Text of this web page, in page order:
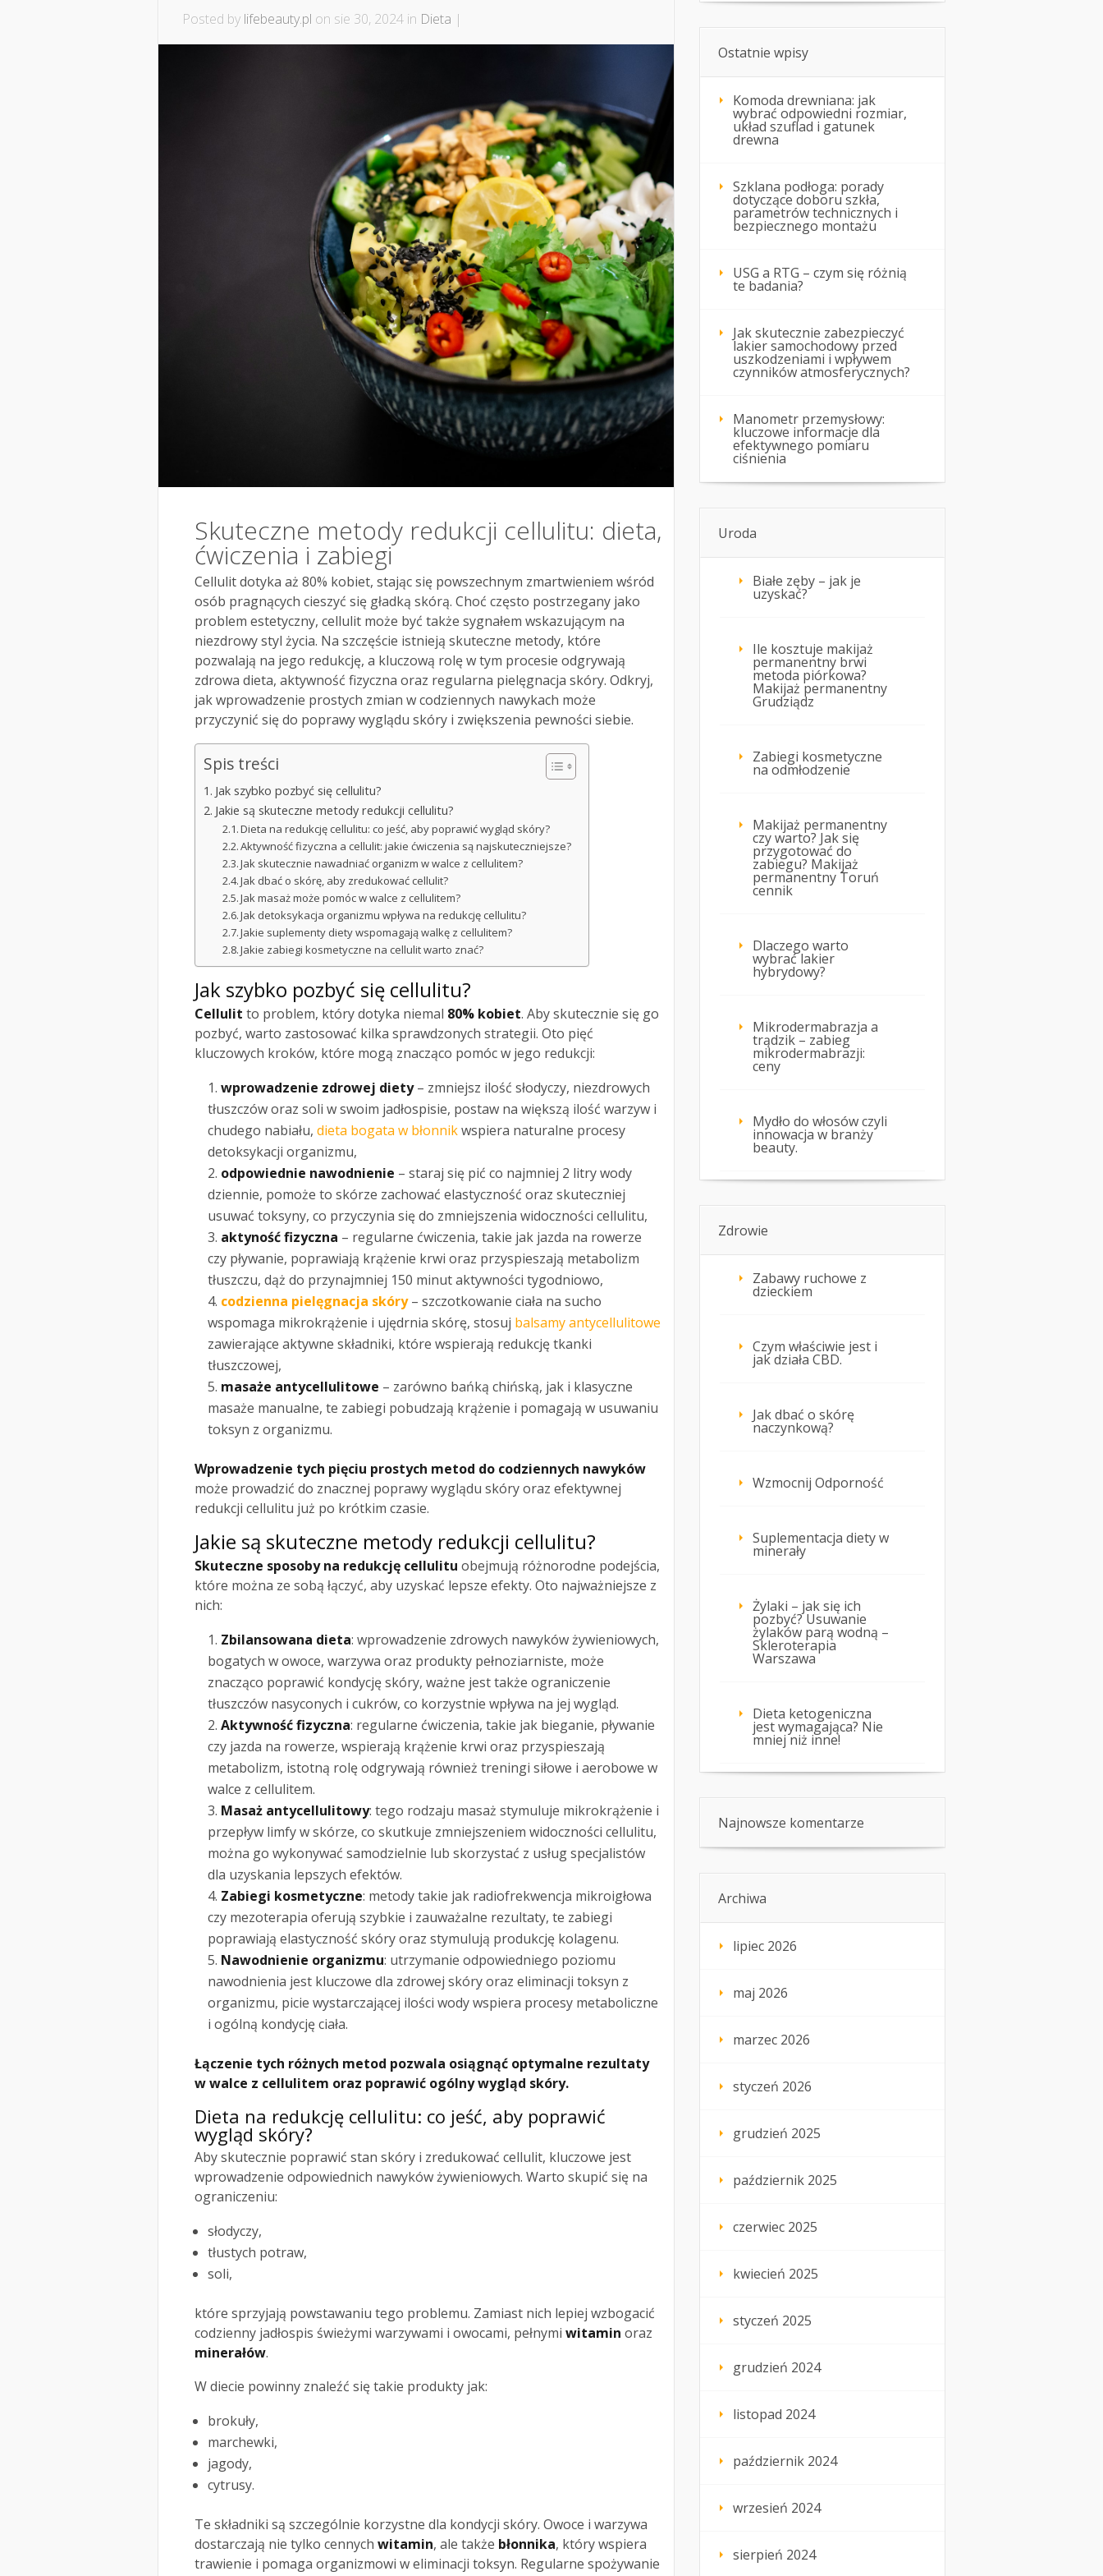
Posted by lifebeauty.pl on sie 30, 2024 in Dieta |
Skuteczne metody redukcji cellulitu: dieta,
ćwiczenia i zabiegi
Cellulit dotyka aż 80% kobiet, stając się powszechnym zmartwieniem wśród
osób pragnących cieszyć się gładką skórą. Choć często postrzegany jako
problem estetyczny, cellulit może być także sygnałem wskazującym na
niezdrowy styl życia. Na szczęście istnieją skuteczne metody, które
pozwalają na jego redukcję, a kluczową rolę w tym procesie odgrywają
zdrowa dieta, aktywność fizyczna oraz regularna pielęgnacja skóry. Odkryj,
jak wprowadzenie prostych zmian w codziennych nawykach może
przyczynić się do poprawy wyglądu skóry i zwiększenia pewności siebie.
Spis treści
Jak szybko pozbyć się cellulitu?
Jakie są skuteczne metody redukcji cellulitu?
Dieta na redukcję cellulitu: co jeść, aby poprawić wygląd skóry?
Aktywność fizyczna a cellulit: jakie ćwiczenia są najskuteczniejsze?
Jak skutecznie nawadniać organizm w walce z cellulitem?
Jak dbać o skórę, aby zredukować cellulit?
Jak masaż może pomóc w walce z cellulitem?
Jak detoksykacja organizmu wpływa na redukcję cellulitu?
Jakie suplementy diety wspomagają walkę z cellulitem?
Jakie zabiegi kosmetyczne na cellulit warto znać?
Jak szybko pozbyć się cellulitu?
Cellulit to problem, który dotyka niemal 80% kobiet. Aby skutecznie się go
pozbyć, warto zastosować kilka sprawdzonych strategii. Oto pięć
kluczowych kroków, które mogą znacząco pomóc w jego redukcji:
wprowadzenie zdrowej diety– zmniejsz ilość słodyczy, niezdrowych
tłuszczów oraz soli w swoim jadłospisie, postaw na większą ilość warzyw i
chudego nabiału, dieta bogata w błonnikwspiera naturalne procesy
detoksykacji organizmu,
odpowiednie nawodnienie – staraj się pić co najmniej 2 litry wody
dziennie, pomoże to skórze zachować elastyczność oraz skuteczniej
usuwać toksyny, co przyczynia się do zmniejszenia widoczności cellulitu,
aktyność fizyczna – regularne ćwiczenia, takie jak jazda na rowerze
czy pływanie, poprawiają krążenie krwi oraz przyspieszają metabolizm
tłuszczu, dąż do przynajmniej 150 minut aktywności tygodniowo,
codzienna pielęgnacja skóry– szczotkowanie ciała na sucho
wspomaga mikrokrążenie i ujędrnia skórę, stosuj balsamy antycellulitowe
zawierające aktywne składniki, które wspierają redukcję tkanki
tłuszczowej,
masaże antycellulitowe – zarówno bańką chińską, jak i klasyczne
masaże manualne, te zabiegi pobudzają krążenie i pomagają w usuwaniu
toksyn z organizmu.
Wprowadzenie tych pięciu prostych metod do codziennych nawyków
może prowadzić do znacznej poprawy wyglądu skóry oraz efektywnej
redukcji cellulitu już po krótkim czasie.
Jakie są skuteczne metody redukcji cellulitu?
Skuteczne sposoby na redukcję cellulitu obejmują różnorodne podejścia,
które można ze sobą łączyć, aby uzyskać lepsze efekty. Oto najważniejsze z
nich:
Zbilansowana dieta: wprowadzenie zdrowych nawyków żywieniowych,
bogatych w owoce, warzywa oraz produkty pełnoziarniste, może
znacząco poprawić kondycję skóry, ważne jest także ograniczenie
tłuszczów nasyconych i cukrów, co korzystnie wpływa na jej wygląd.
Aktywność fizyczna: regularne ćwiczenia, takie jak bieganie, pływanie
czy jazda na rowerze, wspierają krążenie krwi oraz przyspieszają
metabolizm, istotną rolę odgrywają również treningi siłowe i aerobowe w
walce z cellulitem.
Masaż antycellulitowy: tego rodzaju masaż stymuluje mikrokrążenie i
przepływ limfy w skórze, co skutkuje zmniejszeniem widoczności cellulitu,
można go wykonywać samodzielnie lub skorzystać z usług specjalistów
dla uzyskania lepszych efektów.
Zabiegi kosmetyczne: metody takie jak radiofrekwencja mikroigłowa
czy mezoterapia oferują szybkie i zauważalne rezultaty, te zabiegi
poprawiają elastyczność skóry oraz stymulują produkcję kolagenu.
Nawodnienie organizmu: utrzymanie odpowiedniego poziomu
nawodnienia jest kluczowe dla zdrowej skóry oraz eliminacji toksyn z
organizmu, picie wystarczającej ilości wody wspiera procesy metaboliczne
i ogólną kondycję ciała.
Łączenie tych różnych metod pozwala osiągnąć optymalne rezultaty
w walce z cellulitem oraz poprawić ogólny wygląd skóry.
Dieta na redukcję cellulitu: co jeść, aby poprawić
wygląd skóry?
Aby skutecznie poprawić stan skóry i zredukować cellulit, kluczowe jest
wprowadzenie odpowiednich nawyków żywieniowych. Warto skupić się na
ograniczeniu:
słodyczy,
tłustych potraw,
soli,
które sprzyjają powstawaniu tego problemu. Zamiast nich lepiej wzbogacić
codzienny jadłospis świeżymi warzywami i owocami, pełnymi witamin oraz
minerałów.
W diecie powinny znaleźć się takie produkty jak:
brokuły,
marchewki,
jagody,
cytrusy.
Te składniki są szczególnie korzystne dla kondycji skóry. Owoce i warzywa
dostarczają nie tylko cennych witamin, ale także błonnika, który wspiera
trawienie i pomaga organizmowi w eliminacji toksyn. Regularne spożywanie
Ostatnie wpisy
Komoda drewniana: jak
wybrać odpowiedni rozmiar,
układ szuflad i gatunek
drewna
Szklana podłoga: porady
dotyczące doboru szkła,
parametrów technicznych i
bezpiecznego montażu
USG a RTG – czym się różnią
te badania?
Jak skutecznie zabezpieczyć
lakier samochodowy przed
uszkodzeniami i wpływem
czynników atmosferycznych?
Manometr przemysłowy:
kluczowe informacje dla
efektywnego pomiaru
ciśnienia
Uroda
Białe zęby – jak je
uzyskać?
Ile kosztuje makijaż
permanentny brwi
metoda piórkowa?
Makijaż permanentny
Grudziądz
Zabiegi kosmetyczne
na odmłodzenie
Makijaż permanentny
czy warto? Jak się
przygotować do
zabiegu? Makijaż
permanentny Toruń
cennik
Dlaczego warto
wybrać lakier
hybrydowy?
Mikrodermabrazja a
trądzik – zabieg
mikrodermabrazji:
ceny
Mydło do włosów czyli
innowacja w branży
beauty.
Zdrowie
Zabawy ruchowe z
dzieckiem
Czym właściwie jest i
jak działa CBD.
Jak dbać o skórę
naczynkową?
Wzmocnij Odporność
Suplementacja diety w
minerały
Żylaki – jak się ich
pozbyć? Usuwanie
żylaków parą wodną –
Skleroterapia
Warszawa
Dieta ketogeniczna
jest wymagająca? Nie
mniej niż inne!
Najnowsze komentarze
Archiwa
lipiec 2026
maj 2026
marzec 2026
styczeń 2026
grudzień 2025
październik 2025
czerwiec 2025
kwiecień 2025
styczeń 2025
grudzień 2024
listopad 2024
październik 2024
wrzesień 2024
sierpień 2024